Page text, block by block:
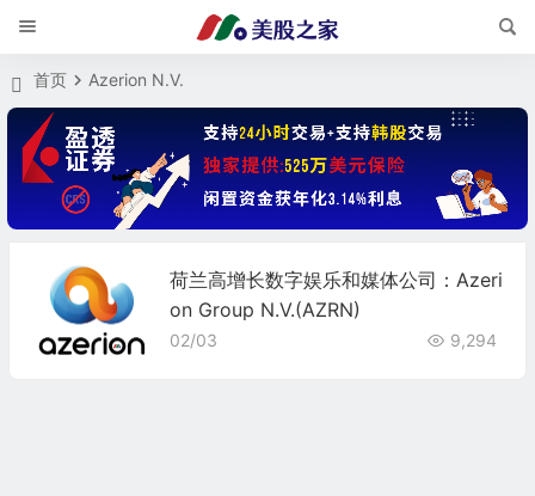
首页 Azerion N.V.
荷兰高增长数字娱乐和媒体公司：Azeri
on Group N.V.(AZRN)
02/03 9,294